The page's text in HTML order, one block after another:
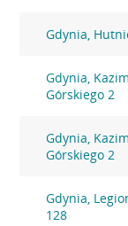
Gdynia,
Gdynia,
Górskiego 2
Gdynia,
Górskiego 2
Gdynia,
128